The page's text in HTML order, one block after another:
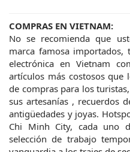
COMPRAS EN VIETNAM:
No se recomienda que
marca famosa
electrónica en Vietnam
artículos más costosos que
de compras para los
sus artesanías , recuerdos
antigüedades y joyas.
Chi Minh City, cada uno
selección de trabajo